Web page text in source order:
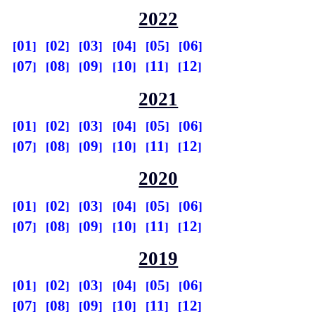
2022
01 02 03 04 05
06
07
08 09 10 11 12
2021
01 02 03 04 05
06
07
08 09 10 11 12
2020
01 02 03 04 05
06
07
08 09 10 11 12
2019
01 02 03 04 05
06
07
08 09 10 11 12